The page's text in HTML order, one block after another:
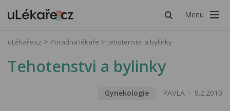
Menu
uLékaře.cz Poradna lékaře tehotenstvi a bylinky
Tehotenstvi a bylinky
Gynekologie PAVLA 9.2.2010